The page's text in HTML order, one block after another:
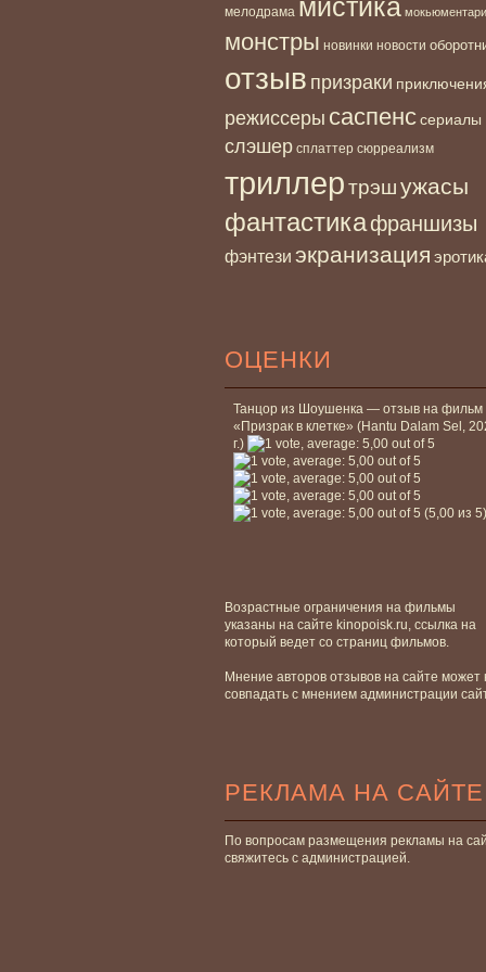
мелодрама мистика мокьюментари
монстры новинки новости
отзыв призраки
режиссеры саспенссериалы
слэшер сплаттер сюрреализм
триллертрэшужасы
фантастикафраншизы
фэнтези экранизация
ОЦЕНКИ
Танцор из Шоушенка — отзыв на фильм
«Призрак в клетке» (Hantu Dalam Sel,
г.)
(5,00 из 5)
Возрастные ограничения на фильмы
указаны на сайте kinopoisk.ru, ссылка на
который ведет со страниц фильмов.
Мнение авторов отзывов на сайте может
совпадать с мнением администрации
РЕКЛАМА НА САЙТЕ
По вопросам размещения рекламы на
свяжитесь с администрацией.